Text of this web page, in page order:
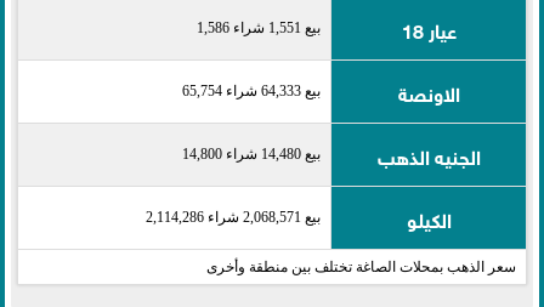
عيار 18 بيع 1,551 شراء 1,586
الاونصة بيع 64,333 شراء 65,754
الجنيه الذهب بيع 14,480 شراء 14,800
الكيلو بيع 2,068,571 شراء 2,114,286
سعر الذهب بمحلات الصاغة تختلف بين منطقة وأخرى